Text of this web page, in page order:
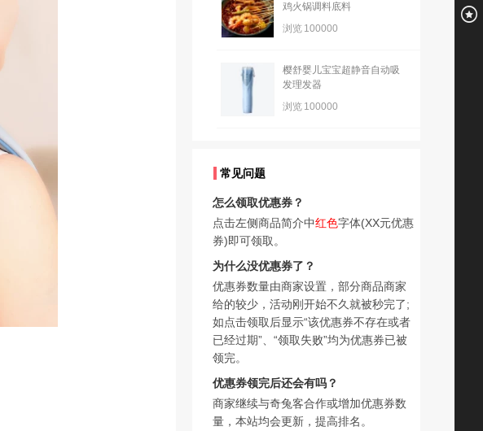
鸡火锅调料底料
浏览 100000
樱舒婴儿宝宝超静音自动吸
发理发器
浏览 100000
常见问题
怎么领取优惠券？
点击左侧商品简介中红色字体(XX元优惠
券)即可领取。
为什么没优惠券了？
优惠券数量由商家设置，部分商品商家
给的较少，活动刚开始不久就被秒完了;
如点击领取后显示“该优惠券不存在或者
已经过期”、“领取失败”均为优惠券已被
领完。
优惠券领完后还会有吗？
商家继续与奇兔客合作或增加优惠券数
量，本站均会更新，提高排名。